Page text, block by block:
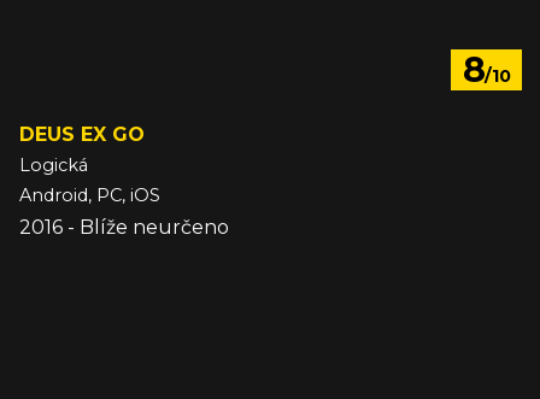
8/10
DEUS EX GO
Logická
Android, PC, iOS
2016 - Blíže neurčeno